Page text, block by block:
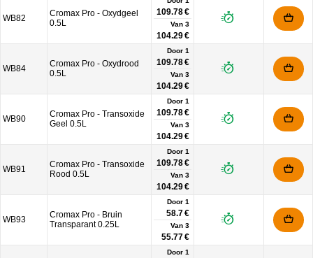
WB82
Cromax Pro - Oxydgeel
0.5L
109.78 €
Van 3
104.29 €
WB84
Cromax Pro - Oxydrood
0.5L
Door 1
109.78 €
Van 3
104.29 €
WB90
Cromax Pro - Transoxide
Geel 0.5L
Door 1
109.78 €
Van 3
104.29 €
WB91
Cromax Pro - Transoxide
Rood 0.5L
Door 1
109.78 €
Van 3
104.29 €
WB93
Cromax Pro - Bruin
Transparant 0.25L
Door 1
58.7 €
Van 3
55.77 €
Door 1